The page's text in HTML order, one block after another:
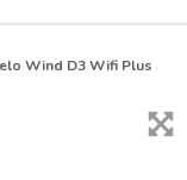
Wind D3 Wifi Plus